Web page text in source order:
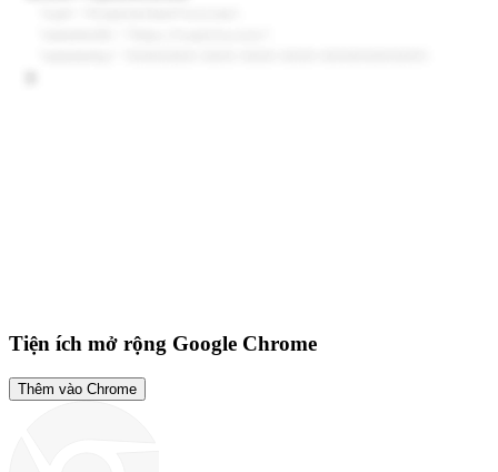
Tiện ích mở rộng Google Chrome
Thêm vào Chrome